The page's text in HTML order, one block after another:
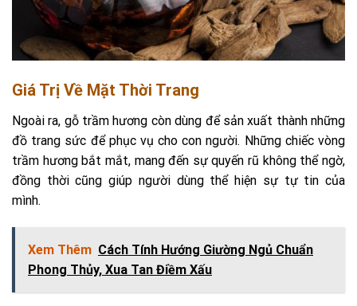
Giá Trị Về Mặt Thời Trang
Ngoài ra, gỗ trầm hương còn dùng để sản xuất thành những
đồ trang sức để phục vụ cho con người. Những chiếc vòng
trầm hương bắt mắt, mang đến sự quyến rũ không thể ngờ,
đồng thời cũng giúp người dùng thể hiện sự tự tin của
mình.
Xem Thêm Cách Tính Hướng Giường Ngủ Chuẩn
Phong Thủy, Xua Tan Điềm Xấu